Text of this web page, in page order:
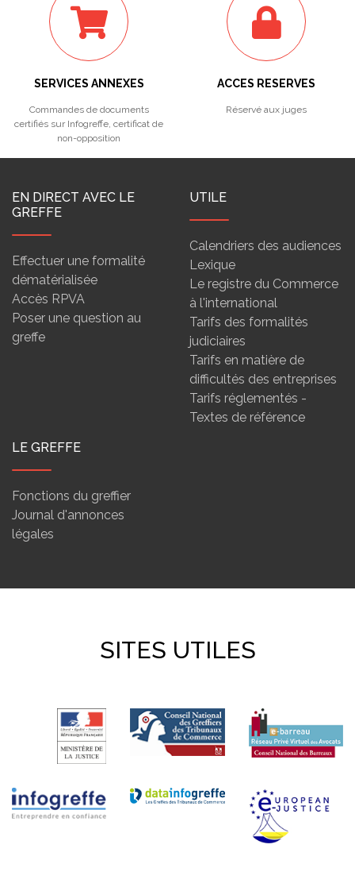
SERVICES ANNEXES
Commandes de documents
certifiés sur Infogreffe, certificat de
non-opposition
ACCES RESERVES
Réservé aux juges
EN DIRECT AVEC LE
GREFFE
Effectuer une formalité
dématérialisée
Accès RPVA
Poser une question au
greffe
UTILE
Calendriers des audiences
Lexique
Le registre du Commerce
à l'international
Tarifs des formalités
judiciaires
Tarifs en matière de
difficultés des entreprises
Tarifs réglementés -
Textes de référence
LE GREFFE
Fonctions du greffier
Journal d'annonces
légales
SITES UTILES